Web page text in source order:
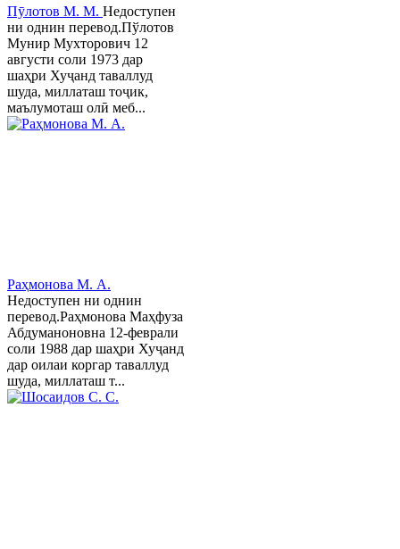
Пӯлотов М. М. Недоступен
ни однин перевод.Пўлотов
Мунир Мухторович 12
августи соли 1973 дар
шаҳри Хуҷанд таваллуд
шуда, миллаташ тоҷик,
маълумоташ олӣ меб...
Раҳмонова М. А.
Недоступен ни однин
перевод.Раҳмонова Маҳфуза
Абдуманоновна 12-феврали
соли 1988 дар шаҳри Хуҷанд
дар оилаи коргар таваллуд
шуда, миллаташ т...